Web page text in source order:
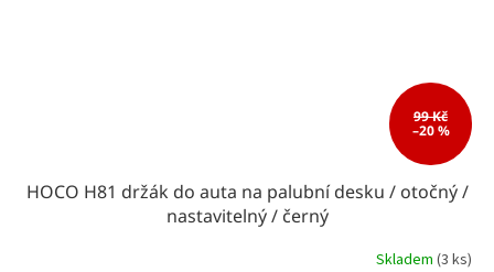
99 Kč
–20 %
HOCO H81 držák do auta na palubní desku / otočný /
nastavitelný / černý
Skladem (3 ks)